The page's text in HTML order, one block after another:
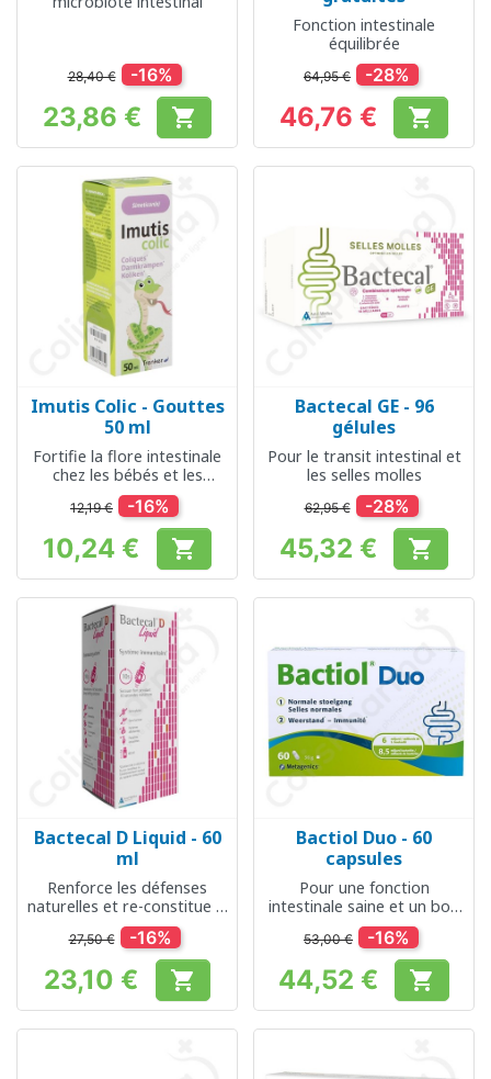
28,40 € -16%
Prix
23,86 € 
Fonction intestinale
équilibrée
64,95 € -28%
Prix
46,76 € 
Imutis Colic - Gouttes
50 ml
Fortifie la flore intestinale
chez les bébés et les
enfants
12,19 € -16%
Prix
10,24 € 
Bactecal GE - 96
gélules
Pour le transit intestinal et
les selles molles
62,95 € -28%
Prix
45,32 € 
Bactecal D Liquid - 60
ml
Renforce les défenses
naturelles et re-constitue la
flore intestinale
27,50 € -16%
Prix
23,10 € 
Bactiol Duo - 60
capsules
Pour une fonction
intestinale saine et un bon
système immunitaire
53,00 € -16%
Prix
44,52 € 